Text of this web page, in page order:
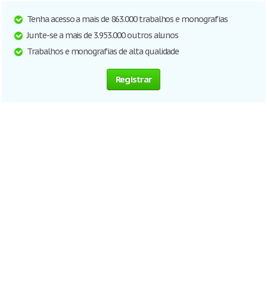
Tenha acesso a mais de 863.000 trabalhos e monografias
Junte-se a mais de 3.953.000 outros alunos
Trabalhos e monografias de alta qualidade
Registrar